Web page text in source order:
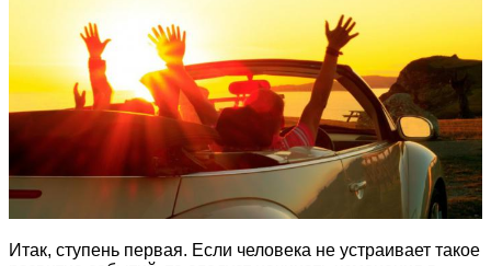
Итак, ступень первая. Если человека не устраивает такое